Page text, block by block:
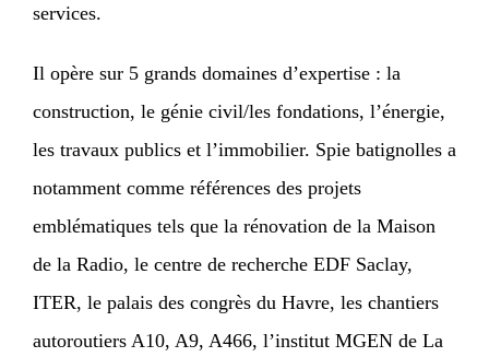
services.
Il opère sur 5 grands domaines d’expertise : la
construction, le génie civil/les fondations, l’énergie,
les travaux publics et l’immobilier. Spie batignolles a
notamment comme références des projets
emblématiques tels que la rénovation de la Maison
de la Radio, le centre de recherche EDF Saclay,
ITER, le palais des congrès du Havre, les chantiers
autoroutiers A10, A9, A466, l’institut MGEN de La